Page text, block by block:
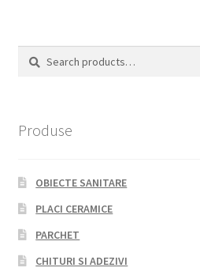
Search
Search
Produse
OBIECTE SANITARE
PLACI CERAMICE
PARCHET
CHITURI SI ADEZIVI